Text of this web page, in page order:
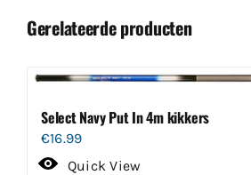
Gerelateerde producten
Select Navy Put In 4m kikkers
€16.99
Quick View